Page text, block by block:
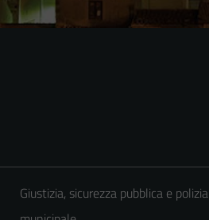
Giustizia, sicurezza pubblica e polizia